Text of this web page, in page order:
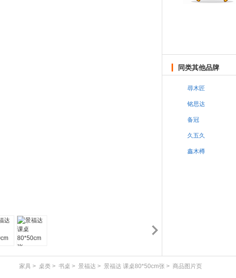
同类其他品牌
尋木匠
铭思达
备冠
久五久
鑫木樽
家具 > 桌类 > 书桌 > 景福达 > 景福达 课桌80*50cm张 > 商品图片页